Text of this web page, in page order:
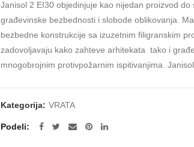
Janisol 2 EI30 objedinjuje kao nijedan proizvod
građevinske bezbednosti i slobode oblikovanja.
bezbedne konstrukcije sa izuzetnim filigranskim
zadovoljavaju kako zahteve arhitekata tako i
mnogobrojnim protivpožarnim ispitivanjima.
Kategorija: VRATA
Podeli